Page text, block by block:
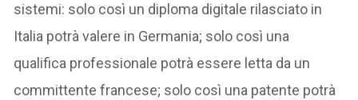
sistemi: solo così un diploma digitale rilasciato in
Italia potrà valere in Germania; solo così una
qualifica professionale potrà essere letta da un
committente francese; solo così una patente potrà